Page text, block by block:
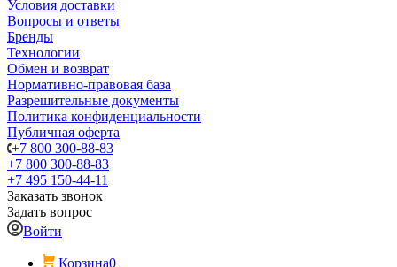
Условия доставки
Вопросы и ответы
Бренды
Технологии
Обмен и возврат
Нормативно-правовая база
Разрешительные документы
Политика конфиденциальности
Публичная оферта
+7 800 300-88-83
+7 800 300-88-83
+7 495 150-44-11
Заказать звонок
Задать вопрос
Войти
Корзина0